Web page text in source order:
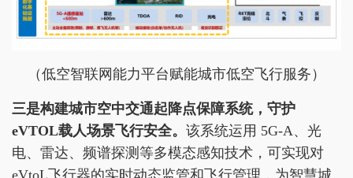
（低空智联网能力平台赋能城市低空飞行服务）
三是构建城市空中交通起降点保障系统，守护
eVTOL载人场景飞行安全。 该系统运用 5G-A、光
电、雷达、频谱探测等多模态感知技术，可实现对
eVtoL飞行器的实时动态监管和飞行管理，为智慧城